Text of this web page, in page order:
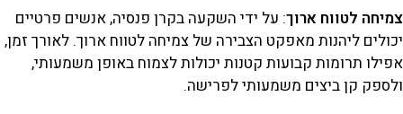
צמיחה לטווח ארוך: על ידי השקעה בקרן פנסיה, אנשים פרטיים
יכולים ליהנות מאפקט הצבירה של צמיחה לטווח ארוך. לאורך זמן,
אפילו תרומות קבועות קטנות יכולות לצמוח באופן משמעותי,
ולספק קן ביצים משמעותי לפרישה.